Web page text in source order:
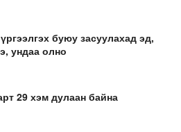
буюу засуулахад эд,
ундаа олно
29 хэм дулаан байна